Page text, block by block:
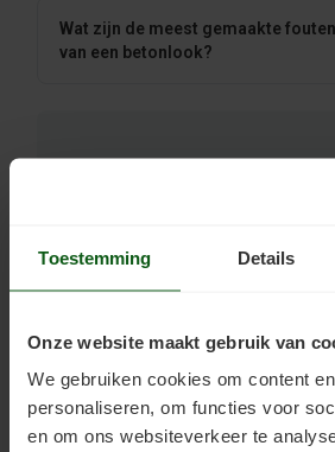
Toestemming Details
Onze website maakt gebruik van
We gebruiken cookies om content
personaliseren, om functies voor
en om ons websiteverkeer te
Wat zijn de meest gemaakte
van een betonlook?
ondergrond, of weet u niet zeker
situatie past? Bel ons gerust voor
Advies is altijd vrijblijvend. De
vloercoatings is de eigen
uitvoerder. Raadpleeg altijd het
van het gebruikte product. Bij twijfel